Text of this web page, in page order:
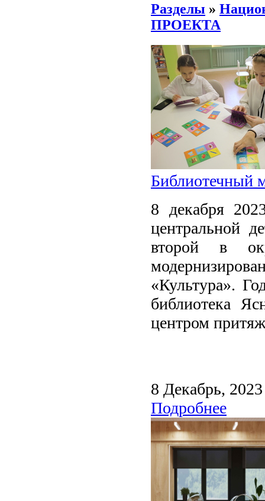
Разделы »
ПРОЕКТА
Библиотечный
8 декабря
центральной
второй в
«Культура».
библиотека
центром
8 Декабрь, 2023
Подробнее